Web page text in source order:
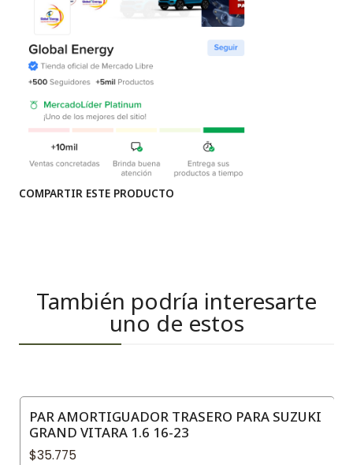
COMPARTIR ESTE PRODUCTO
También podría interesarte
uno de estos
PAR AMORTIGUADOR TRASERO PARA SUZUKI
GRAND VITARA 1.6 16-23
$35.775